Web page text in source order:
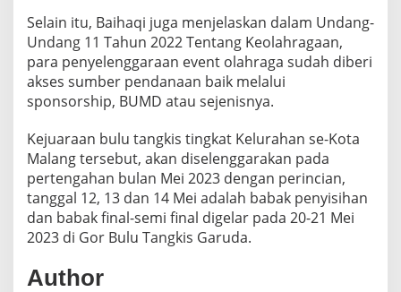
A
C
U
P
2
0
3
Selain itu, Baihaqi juga menjelaskan dalam Undang-
Undang 11 Tahun 2022 Tentang Keolahragaan,
para penyelenggaraan event olahraga sudah diberi
akses sumber pendanaan baik melalui
sponsorship, BUMD atau sejenisnya.
Kejuaraan bulu tangkis tingkat Kelurahan se-Kota
Malang tersebut, akan diselenggarakan pada
pertengahan bulan Mei 2023 dengan perincian,
tanggal 12, 13 dan 14 Mei adalah babak penyisihan
dan babak final-semi final digelar pada 20-21 Mei
2023 di Gor Bulu Tangkis Garuda.
Author